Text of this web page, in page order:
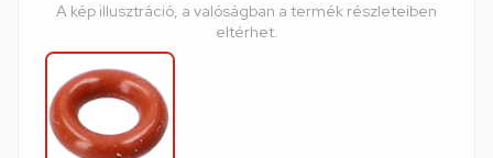
A kép illusztráció, a valóságban a termék részleteiben
eltérhet.